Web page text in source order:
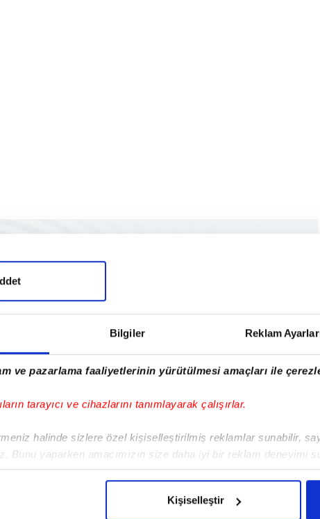
Bilgiler Reklam
ve pazarlama faaliyetlerinin yürütülmesi amaçları ile
tarayıcı ve cihazlarını tanımlayarak çalışırlar.
halinde sizlere özel kişiselleştirilmiş reklamlar sunabilir,
Bunu yaparken amacımızın size daha iyi bir reklam deneyimi
elimizden gelen çabayı gösterdiğimizi ve bu noktada,
Kişiselleştir